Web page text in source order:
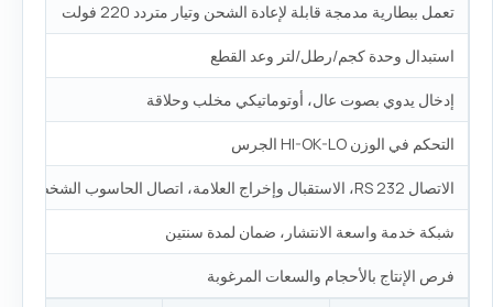
تعمل ببطارية مدمجة قابلة لإعادة الشحن وتيار متردد 220 فولت
استبدال وحدة كجم/رطل/لتر وعد القطع
إدخال يدوي بصوت عال، أوتوماتيكي مخلب وحلاقة
التحكم في الوزن HI-OK-LO الجرس
الاتصال RS 232، الاستقبال وإخراج العلامة، اتصال الحاسوب الشخصي
شبكة خدمة واسعة الانتشار، ضمان لمدة سنتين
فرص الإنتاج بالأحجام والسعات المرغوبة